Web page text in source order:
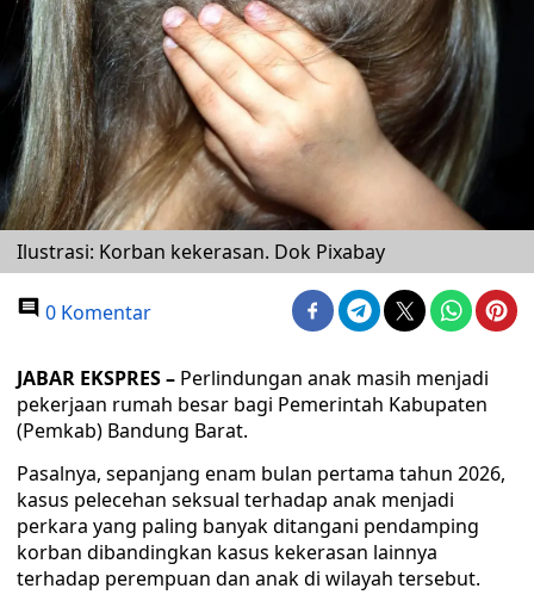
Ilustrasi: Korban kekerasan. Dok Pixabay
0 Komentar
JABAR EKSPRES – Perlindungan anak masih menjadi
pekerjaan rumah besar bagi Pemerintah Kabupaten
(Pemkab) Bandung Barat.
Pasalnya, sepanjang enam bulan pertama tahun 2026,
kasus pelecehan seksual terhadap anak menjadi
perkara yang paling banyak ditangani pendamping
korban dibandingkan kasus kekerasan lainnya
terhadap perempuan dan anak di wilayah tersebut.